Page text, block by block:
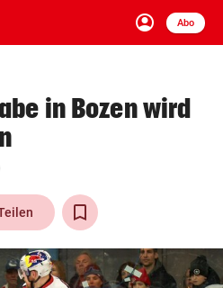
account_circle
Anmelden
Abo
close Schließen
arrow_right
in Bozen wird